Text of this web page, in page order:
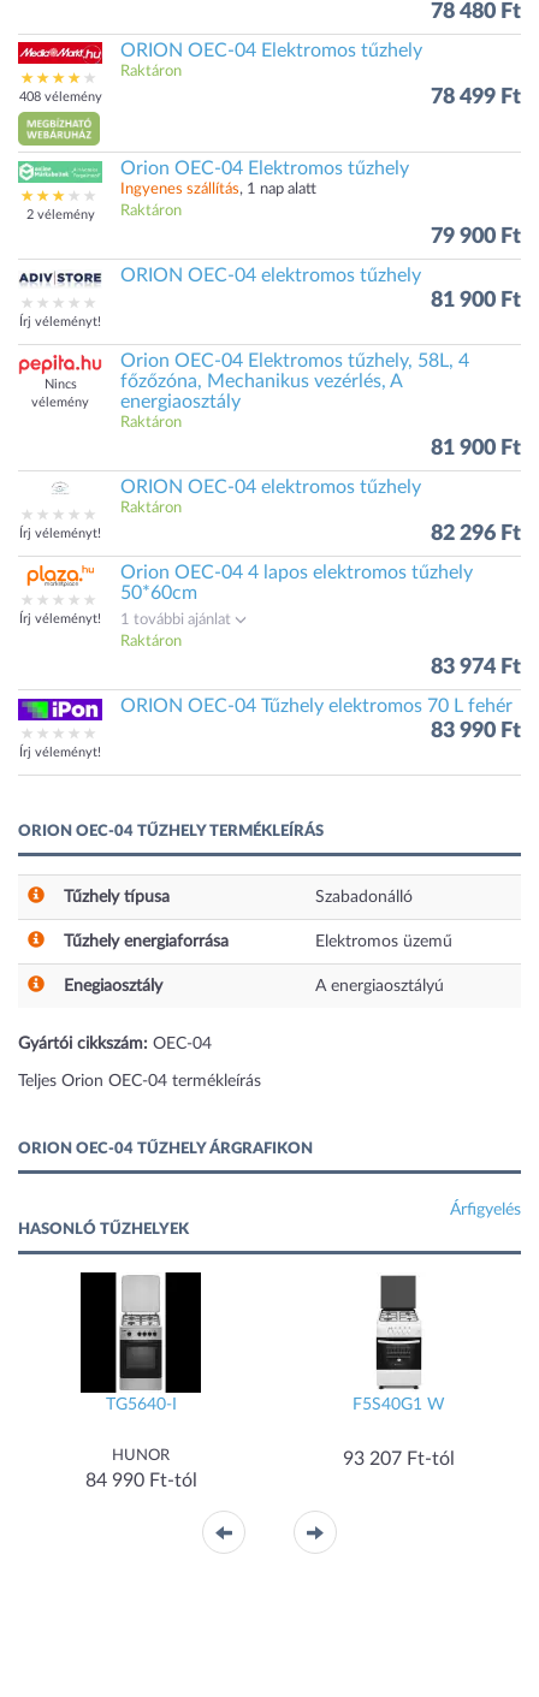
78 480 Ft
408 vélemény
ORION OEC-04 Elektromos tűzhely
Raktáron
78 499 Ft
2 vélemény
Orion OEC-04 Elektromos tűzhely
Ingyenes szállítás, 1 nap alatt
Raktáron
79 900 Ft
Írj véleményt!
ORION OEC-04 elektromos tűzhely
81 900 Ft
Nincs
vélemény
Orion OEC-04 Elektromos tűzhely, 58L, 4
főzőzóna, Mechanikus vezérlés, A
energiaosztály
Raktáron
81 900 Ft
Írj véleményt!
ORION OEC-04 elektromos tűzhely
Raktáron
82 296 Ft
Írj véleményt!
Orion OEC-04 4 lapos elektromos tűzhely
50*60cm
1 további ajánlat
Raktáron
83 974 Ft
Írj véleményt!
ORION OEC-04 Tűzhely elektromos 70 L fehér
83 990 Ft
ORION OEC-04 TŰZHELY TERMÉKLEÍRÁS
Tűzhely típusa Szabadonálló
Tűzhely energiaforrása Elektromos üzemű
Enegiaosztály A energiaosztályú
Gyártói cikkszám: OEC-04
Teljes Orion OEC-04 termékleírás
ORION OEC-04 TŰZHELY ÁRGRAFIKON
Árfigyelés
HASONLÓ TŰZHELYEK
TG5640-I
HUNOR
84 990 Ft-tól
F5S40G1 W
93 207 Ft-tól